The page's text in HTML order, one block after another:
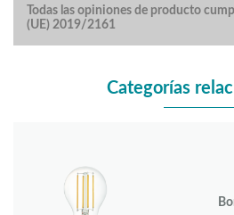
Todas las opiniones de producto
(UE) 2019/2161
Categorías